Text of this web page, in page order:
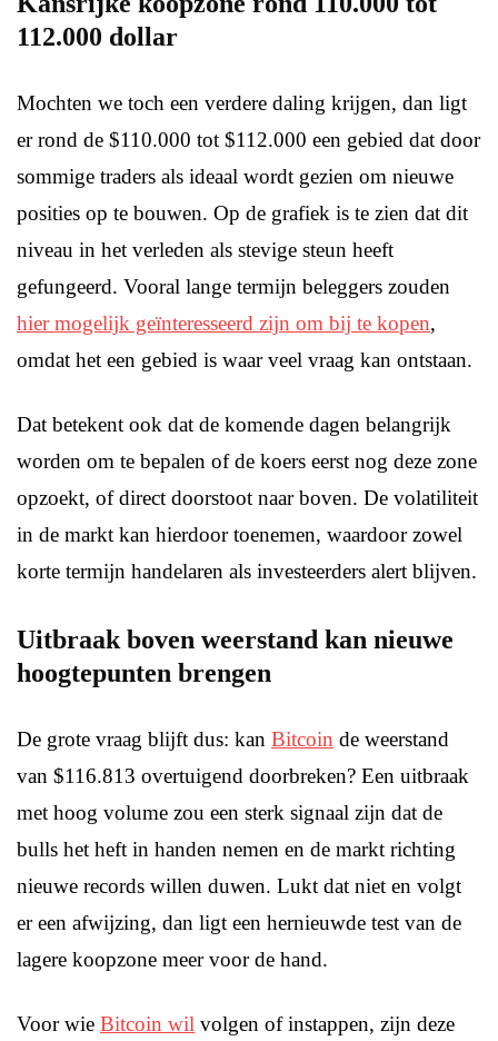
112.000 dollar
Mochten we toch een verdere daling krijgen, dan ligt
er rond de $110.000 tot $112.000 een gebied dat door
sommige traders als ideaal wordt gezien om nieuwe
posities op te bouwen. Op de grafiek is te zien dat dit
niveau in het verleden als stevige steun heeft
gefungeerd. Vooral lange termijn beleggers zouden
hier mogelijk geïnteresseerd zijn om bij te kopen,
omdat het een gebied is waar veel vraag kan ontstaan.
Dat betekent ook dat de komende dagen belangrijk
worden om te bepalen of de koers eerst nog deze zone
opzoekt, of direct doorstoot naar boven. De volatiliteit
in de markt kan hierdoor toenemen, waardoor zowel
korte termijn handelaren als investeerders alert blijven.
Uitbraak boven weerstand kan nieuwe
hoogtepunten brengen
De grote vraag blijft dus: kan Bitcoin de weerstand
van $116.813 overtuigend doorbreken? Een uitbraak
met hoog volume zou een sterk signaal zijn dat de
bulls het heft in handen nemen en de markt richting
nieuwe records willen duwen. Lukt dat niet en volgt
er een afwijzing, dan ligt een hernieuwde test van de
lagere koopzone meer voor de hand.
Voor wie Bitcoin wil volgen of instappen, zijn deze